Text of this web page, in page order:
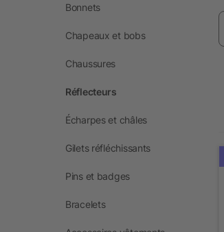
Bonnets
Chapeaux et bobs
Chaussures
Réflecteurs
Écharpes et châles
Gilets réfléchissants
Pins et badges
Bracelets